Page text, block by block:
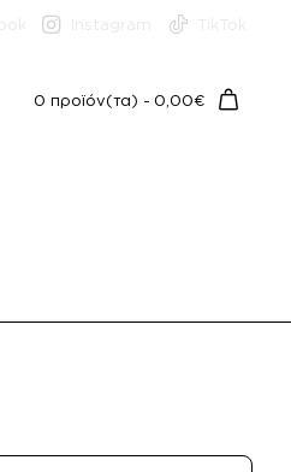
0 προϊόν(τα) - 0,00€